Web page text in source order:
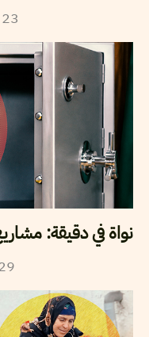
23
نواة في دقيقة: